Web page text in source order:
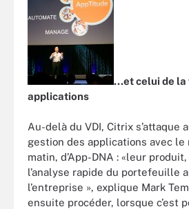
...et celui de
applications
Au-delà du VDI, Citrix s’attaque
gestion des applications avec le
matin, d’App-DNA : «leur
l’analyse rapide du portefeuille
l’entreprise », explique Mark
ensuite procéder, lorsque c’est